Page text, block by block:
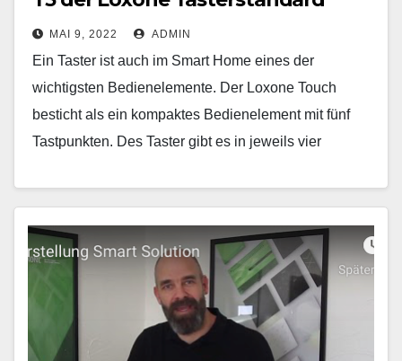
MAI 9, 2022 ADMIN
Ein Taster ist auch im Smart Home eines der
wichtigsten Bedienelemente. Der Loxone Touch
besticht als ein kompaktes Bedienelement mit fünf
Tastpunkten. Des Taster gibt es in jeweils vier